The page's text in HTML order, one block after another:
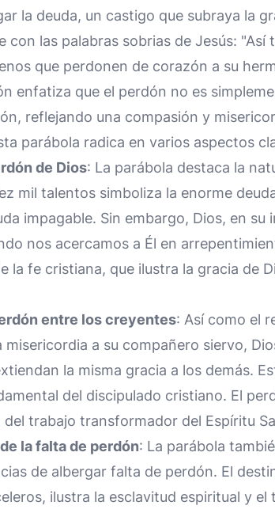
la deuda, un castigo que subraya la
con las palabras sobrias de Jesús: "Así
que perdonen de corazón a su
enfatiza que el perdón no es
reflejando una compasión y
parábola radica en varios aspectos
de Dios: La parábola destaca la
mil talentos simboliza la enorme
impagable. Sin embargo, Dios, en
nos acercamos a Él en
la fe cristiana, que ilustra la gracia de
entre los creyentes: Así como el
a su compañero siervo,
la misma gracia a los demás.
del discipulado cristiano. El
trabajo transformador del Espíritu
la falta de perdón: La parábola
de albergar falta de perdón. El
ilustra la esclavitud espiritual y